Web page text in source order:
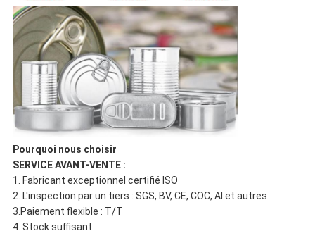
Pourquoi nous choisir
SERVICE AVANT-VENTE :
1. Fabricant exceptionnel certifié ISO
2. L'inspection par un tiers : SGS, BV, CE, COC, AI et autres
3.Paiement flexible : T/T
4. Stock suffisant